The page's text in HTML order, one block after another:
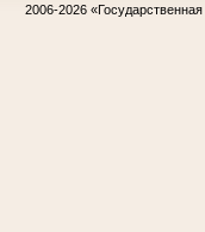
2006-2026